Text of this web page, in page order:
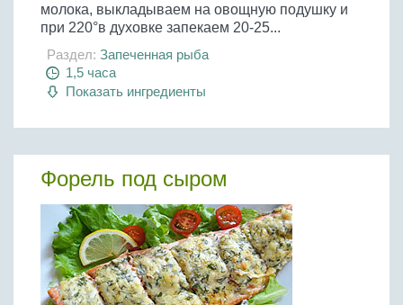
молока, выкладываем на овощную подушку и
при 220°в духовке запекаем 20-25...
Раздел: Запеченная рыба
1,5 часа
Показать ингредиенты
Форель под сыром